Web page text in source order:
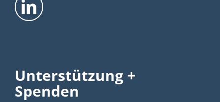
Unterstützung +
Spenden